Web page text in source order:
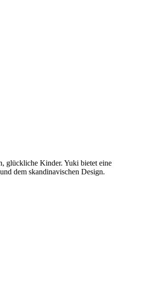
glückliche Kinder. Yuki bietet eine
dem skandinavischen Design.